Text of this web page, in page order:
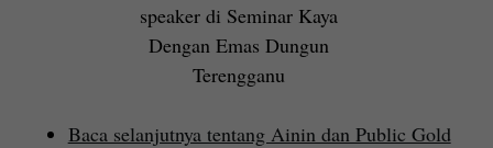
speaker di Seminar Kaya
Dengan Emas Dungun
Terengganu
Baca selanjutnya tentang Ainin dan Public Gold